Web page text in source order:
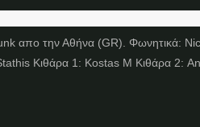
απο την Αθήνα (GR). Φωνητικά:
Κιθάρα 1: Kostas M Κιθάρα 2: